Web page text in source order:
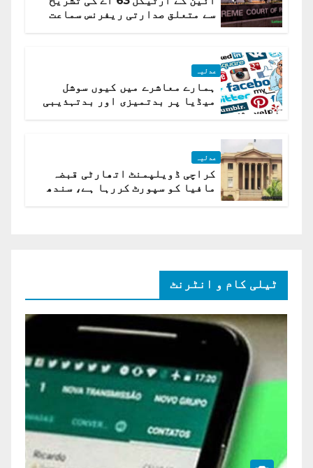
سے متعلق صدارتی ریفرنس سماعت
عدلیہ
ہمارے معاشرے میں کیوں سوشل
میڈیا پر بدتمیزی اور بدتہذیبی
عدلیہ
کراچی ڈویلپمنٹ اتھارٹی قبضہ
مافیا کو سپورٹ کررہا ہے، سندھ
ٹیلی کام و انٹرنٹ